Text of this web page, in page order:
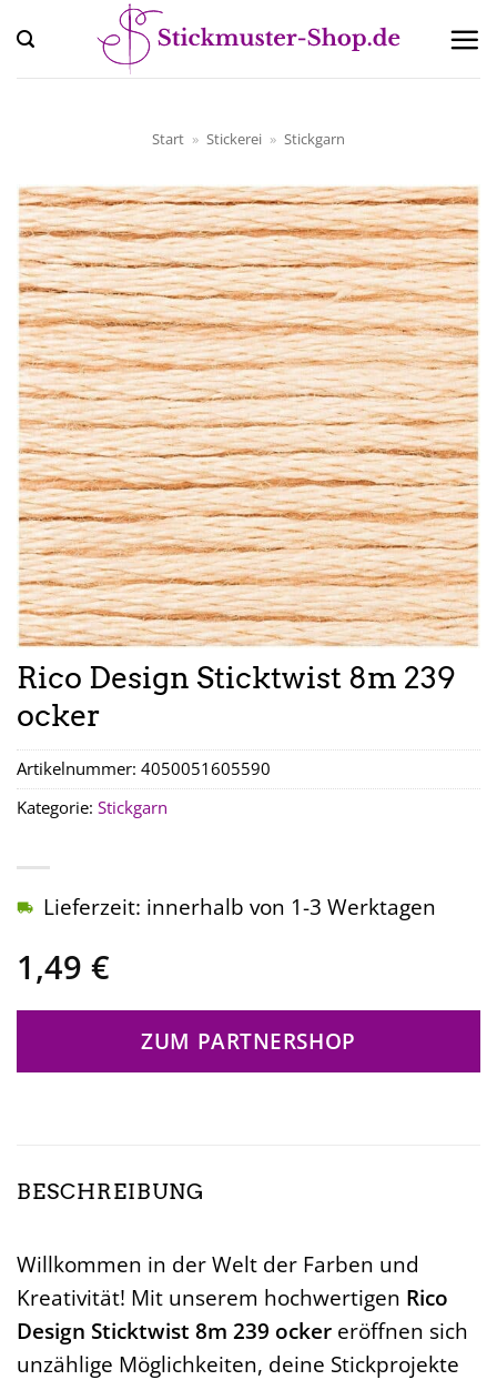
Inhalt
springen
Start » Stickerei » Stickgarn
Rico Design Sticktwist 8m 239
ocker
1,49 €
Lieferzeit: innerhalb von 1-3 Werktagen
ZUM PARTNERSHOP
Artikelnummer: 4050051605590
Kategorie: Stickgarn
BESCHREIBUNG
Willkommen in der Welt der Farben und
Kreativität! Mit unserem hochwertigen Rico
Design Sticktwist 8m 239 ocker eröffnen sich
unzählige Möglichkeiten, deine Stickprojekte